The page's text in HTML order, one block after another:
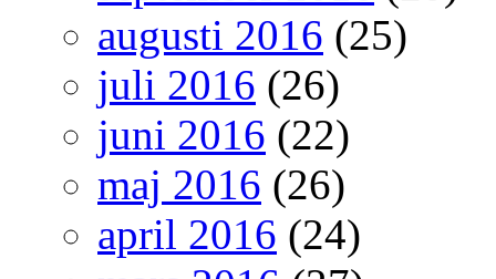
augusti 2016 (25)
juli 2016 (26)
juni 2016 (22)
maj 2016 (26)
april 2016 (24)